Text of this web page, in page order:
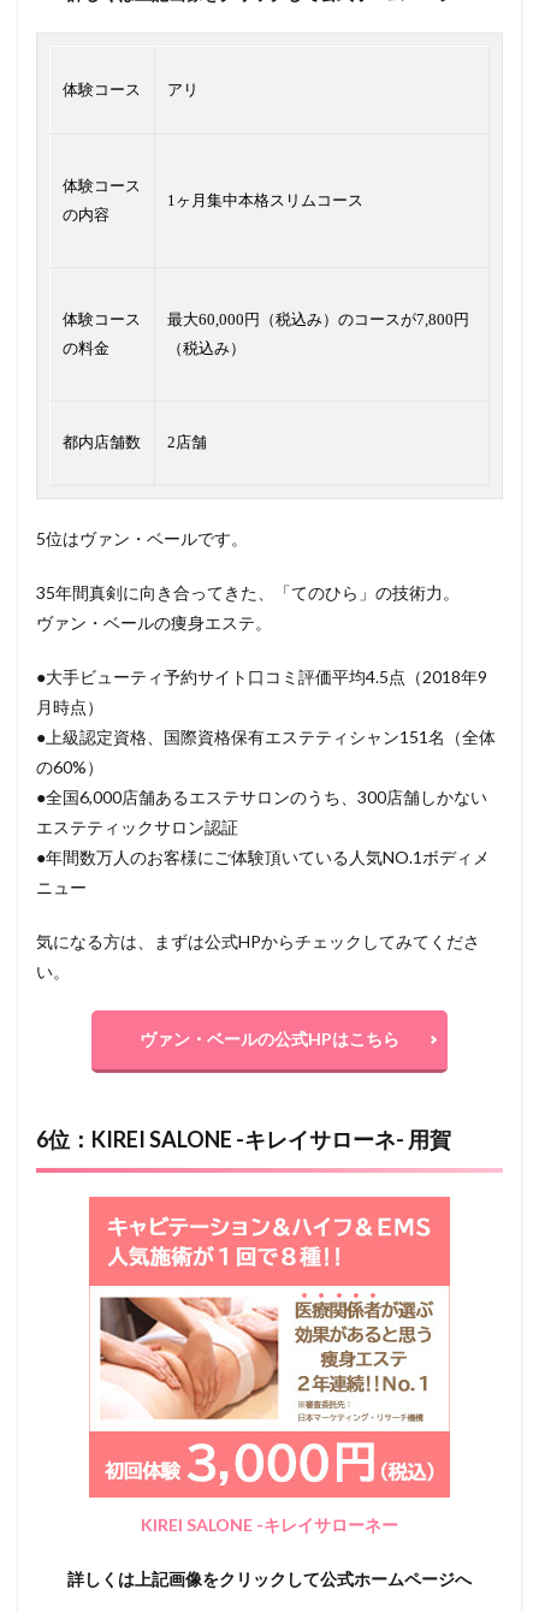
体験コース アリ
体験コース
の内容
1ヶ月集中本格スリムコース
体験コース
の料金
最大60,000円（税込み）のコースが7,800円
（税込み）
都内店舗数 2店舗
5位はヴァン・ベールです。
35年間真剣に向き合ってきた、「てのひら」の技術力。
ヴァン・ベールの痩身エステ。
●大手ビューティ予約サイト口コミ評価平均4.5点（2018年9
月時点）
●上級認定資格、国際資格保有エステティシャン151名（全体
の60%）
●全国6,000店舗あるエステサロンのうち、300店舗しかない
エステティックサロン認証
●年間数万人のお客様にご体験頂いている人気NO.1ボディメ
ニュー
気になる方は、まずは公式HPからチェックしてみてくださ
い。
ヴァン・ベールの公式HPはこちら
6位：KIREI SALONE -キレイサローネ- 用賀
KIREI SALONE -キレイサローネー
詳しくは上記画像をクリックして公式ホームページへ